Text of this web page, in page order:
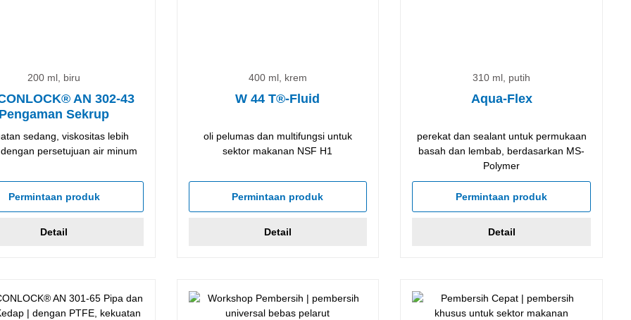
200 ml, biru
AN 302-43
Pengaman Sekrup
sedang, viskositas lebih
persetujuan air minum
Permintaan produk
Detail
400 ml, krem
W 44 T®-Fluid
oli pelumas dan multifungsi untuk
sektor makanan NSF H1
Permintaan produk
Detail
310 ml, putih
Aqua-Flex
perekat dan sealant untuk permukaan
basah dan lembab, berdasarkan MS-
Polymer
Permintaan produk
Detail